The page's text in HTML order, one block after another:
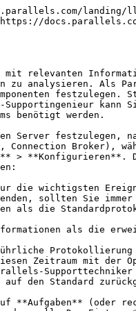
landing/
mit relevanten
zu analysieren. Als
Supportingenieur
benötigt werden.
Server festzulegen,
Broker),
>
wichtigsten
sollten Sie immer
die
als die
Zeitraum mit der
den Standard
**Aufgaben** (oder